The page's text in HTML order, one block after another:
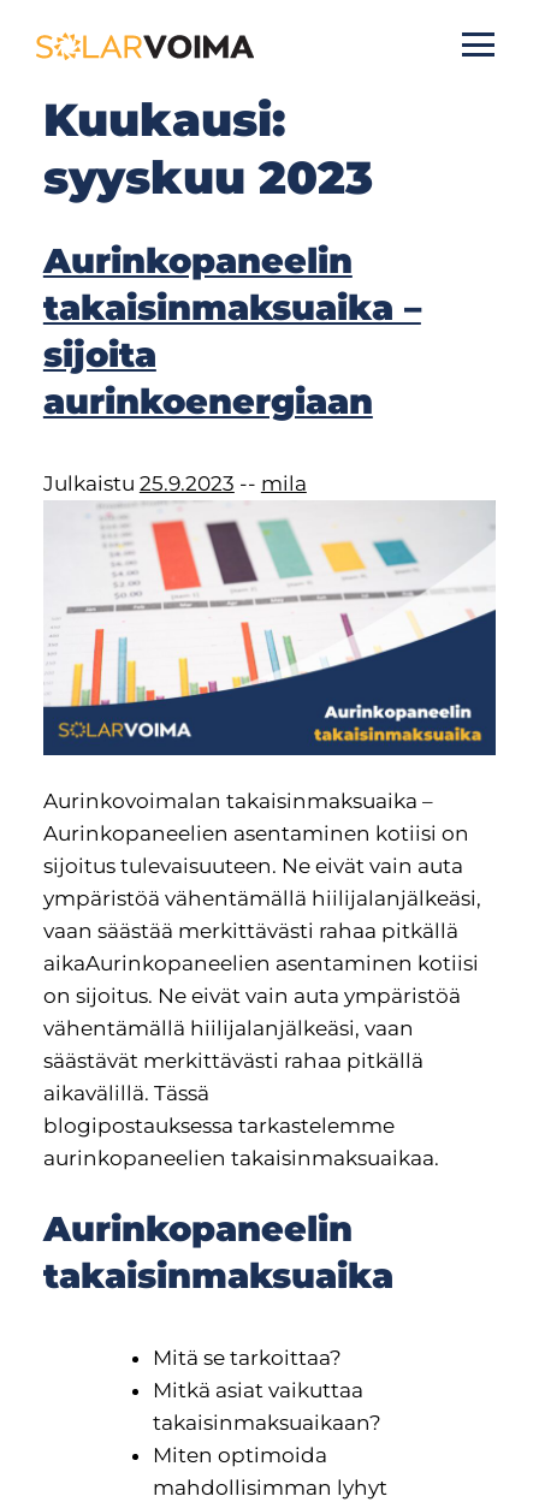
Kuukausi:
syyskuu 2023
Aurinkopaneelin
takaisinmaksuaika –
sijoita
aurinkoenergiaan
Julkaistu 25.9.2023 -- mila
Aurinkovoimalan takaisinmaksuaika –
Aurinkopaneelien asentaminen kotiisi on
sijoitus tulevaisuuteen. Ne eivät vain auta
ympäristöä vähentämällä hiilijalanjälkeäsi,
vaan säästää merkittävästi rahaa pitkällä
aikaAurinkopaneelien asentaminen kotiisi
on sijoitus. Ne eivät vain auta ympäristöä
vähentämällä hiilijalanjälkeäsi, vaan
säästävät merkittävästi rahaa pitkällä
aikavälillä. Tässä
blogipostauksessa tarkastelemme
aurinkopaneelien takaisinmaksuaikaa.
Aurinkopaneelin
takaisinmaksuaika
Mitä se tarkoittaa?
Mitkä asiat vaikuttaa
takaisinmaksuaikaan?
Miten optimoida
mahdollisimman lyhyt